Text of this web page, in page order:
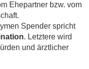
Ehepartner bzw. vom
Spender spricht
. Letztere wird
und ärztlicher